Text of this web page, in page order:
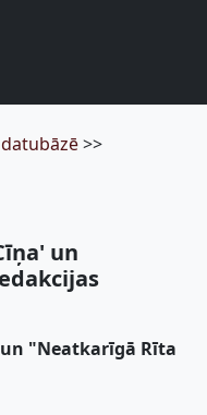
>>
un
"Neatkarīgā Rīta